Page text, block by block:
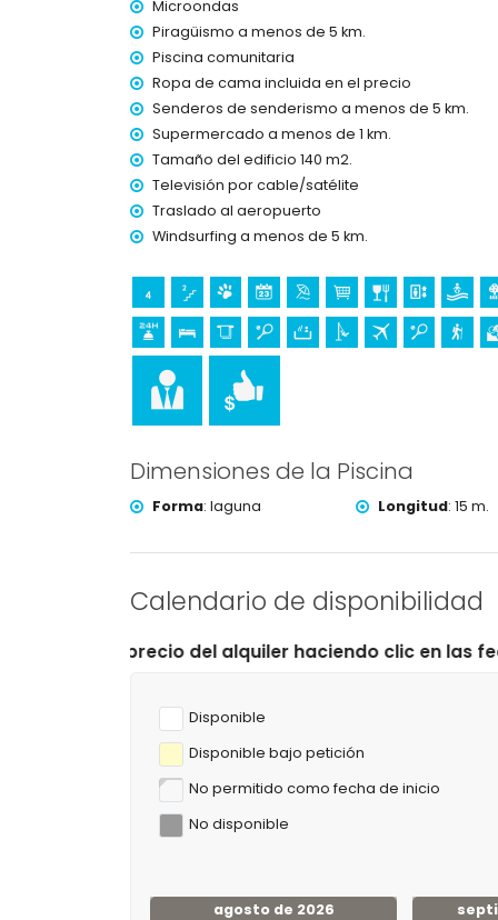
ropa de cama y toallas
servicio de emergencia 24 horas
calefacción de aire y aire acondicionado
Instalaciones / servicios comunitarios
pista de tenis
jacuzzi al aire libre
Instalaciones y servicios privados con coste
servicio de aeropuerto
Entretenimiento y actividades de ocio para
cine, teatro, discoteca, bar y paseo (Paseo
Visitas y cultura en Jávea, Costa Blanca
edificio arquitectónico (Mercat del Riurau) (a
museo (Histórico de Jávea, Jávea), iglesia
kilómetros del alojamiento)
castillo (Portal de la Vila y Dénia) (a menos de
Deportes
tenis, senderismo, ciclismo de montaña,
golf (Golf Jávea) y equitación (a menos de 10
Microondas
Piragüismo a menos de 5 km.
Piscina comunitaria
Ropa de cama incluida en el precio
Senderos de senderismo a menos de 5 km.
Supermercado a menos de 1 km.
Tamaño del edificio 140 m2.
Televisión por cable/satélite
Traslado al aeropuerto
Windsurfing a menos de 5 km.
Dimensiones de la Piscina
Forma: laguna Longitud: 15 m.
Calendario de disponibilidad
haciendo clic en las fechas de llegada y
Disponible
Disponible bajo petición
No permitido como fecha de inicio
No disponible
agosto de 2026